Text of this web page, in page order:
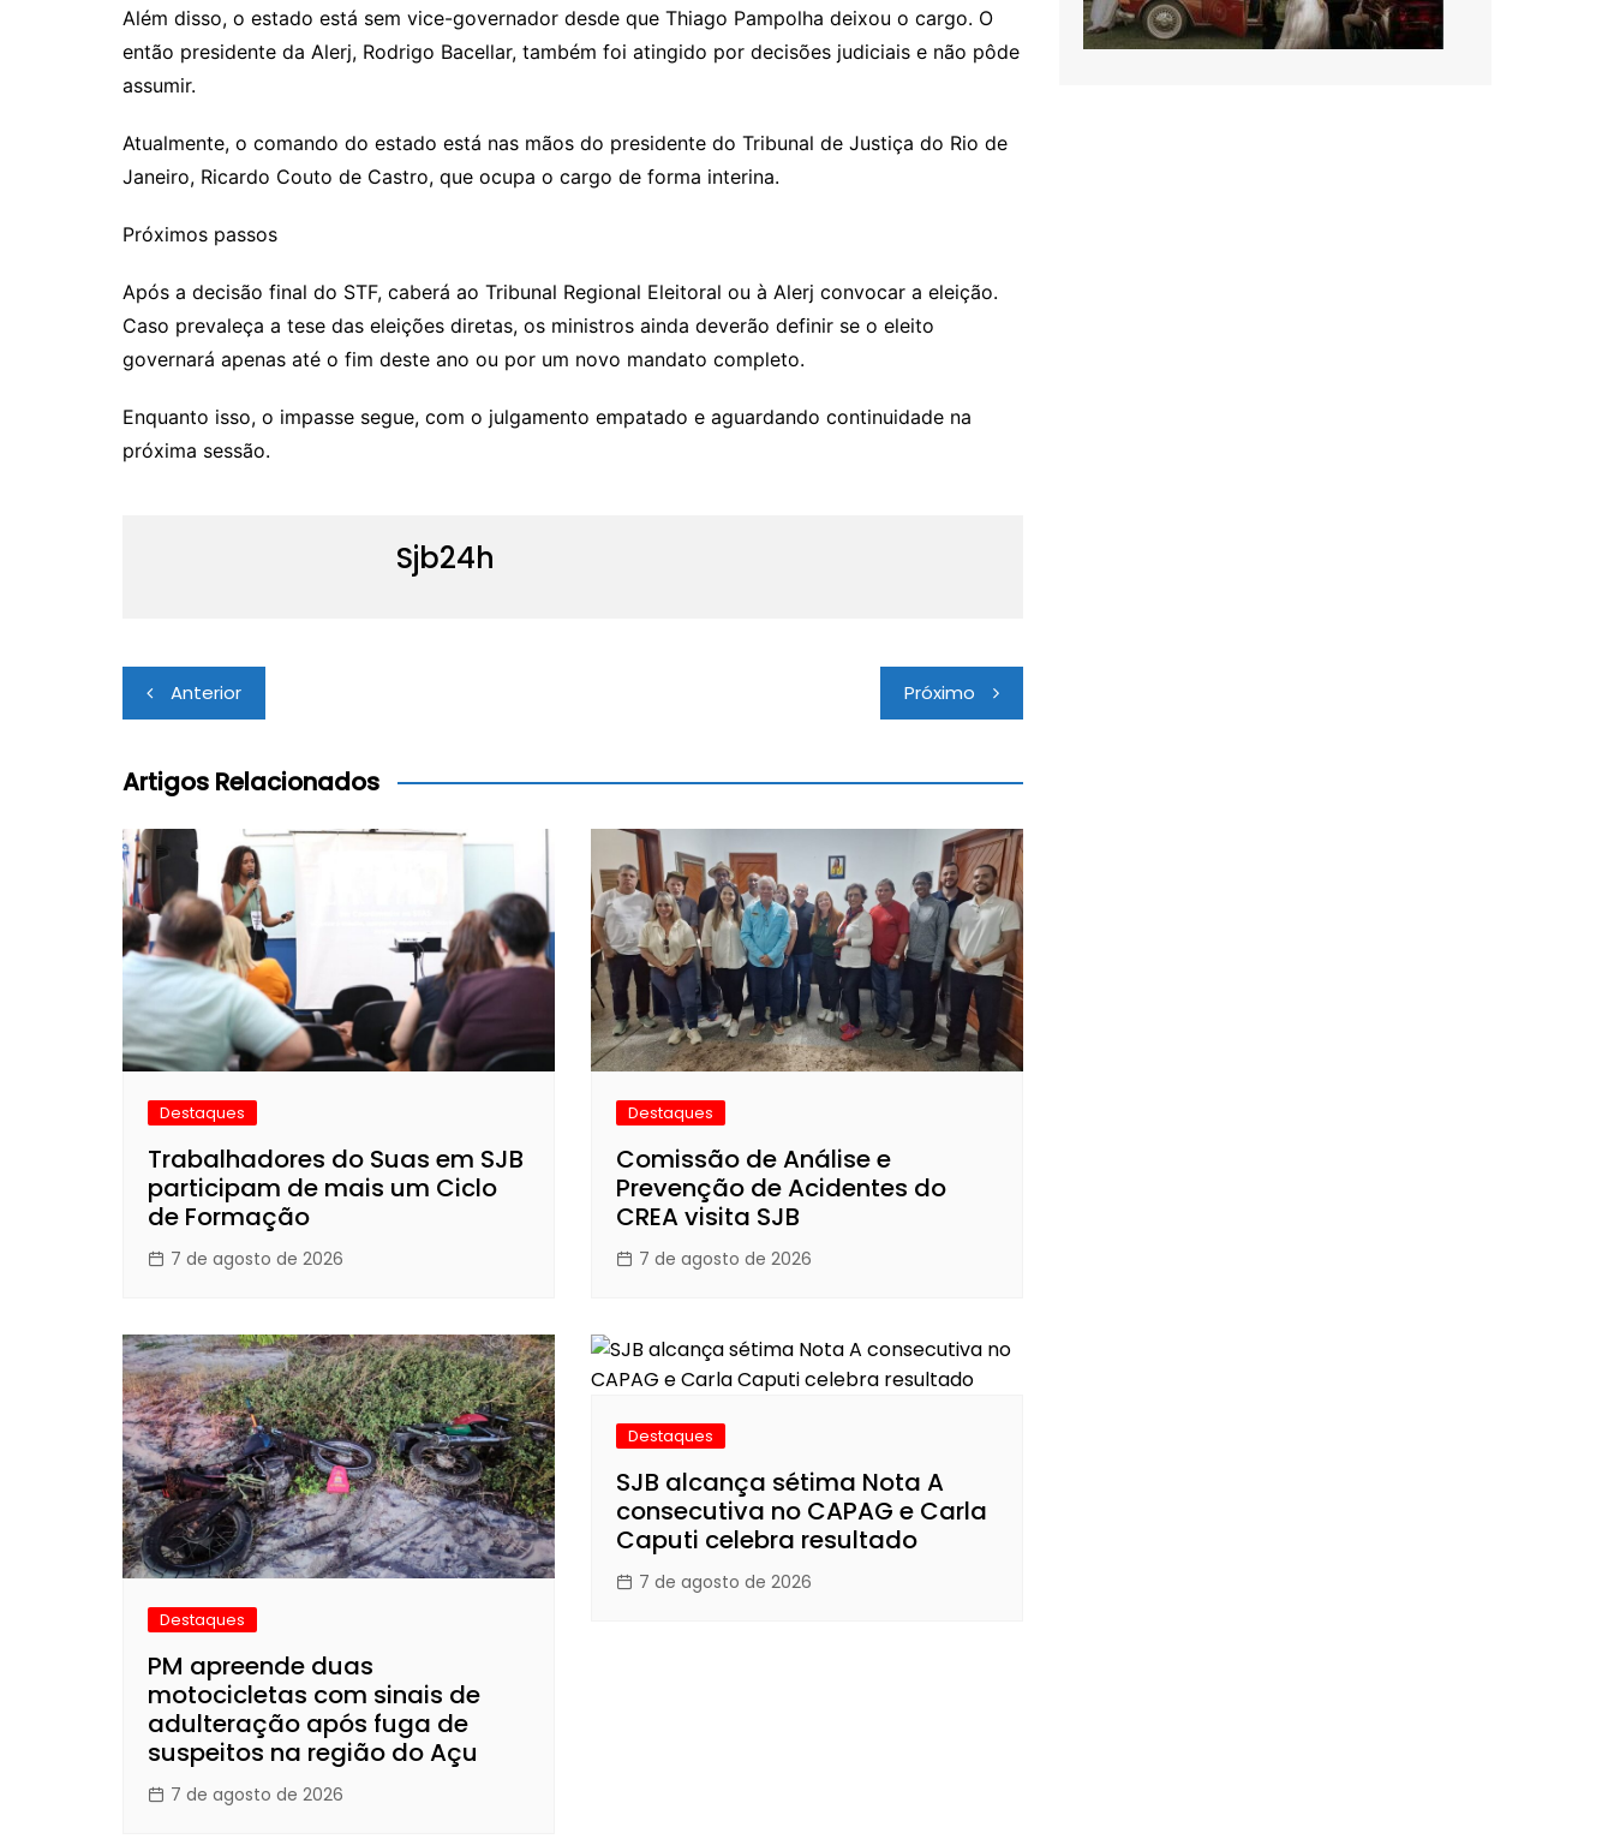
Além disso, o estado está sem vice-governador desde que Thiago Pampolha deixou o cargo. O
então presidente da Alerj, Rodrigo Bacellar, também foi atingido por decisões judiciais e não pôde
assumir.
Atualmente, o comando do estado está nas mãos do presidente do Tribunal de Justiça do Rio de
Janeiro, Ricardo Couto de Castro, que ocupa o cargo de forma interina.
Próximos passos
Após a decisão final do STF, caberá ao Tribunal Regional Eleitoral ou à Alerj convocar a eleição.
Caso prevaleça a tese das eleições diretas, os ministros ainda deverão definir se o eleito
governará apenas até o fim deste ano ou por um novo mandato completo.
Enquanto isso, o impasse segue, com o julgamento empatado e aguardando continuidade na
próxima sessão.
Sjb24h
Navegação
de
Post
Anterior Próximo
Artigos Relacionados
Destaques
Trabalhadores do Suas em SJB
participam de mais um Ciclo
de Formação
7 de agosto de 2026
Destaques
Comissão de Análise e
Prevenção de Acidentes do
CREA visita SJB
7 de agosto de 2026
Destaques
PM apreende duas
motocicletas com sinais de
adulteração após fuga de
suspeitos na região do Açu
7 de agosto de 2026
Destaques
SJB alcança sétima Nota A
consecutiva no CAPAG e Carla
Caputi celebra resultado
7 de agosto de 2026